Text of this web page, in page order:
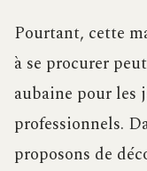
Pourtant, cette
à se procurer
aubaine pour les
professionnels.
proposons de